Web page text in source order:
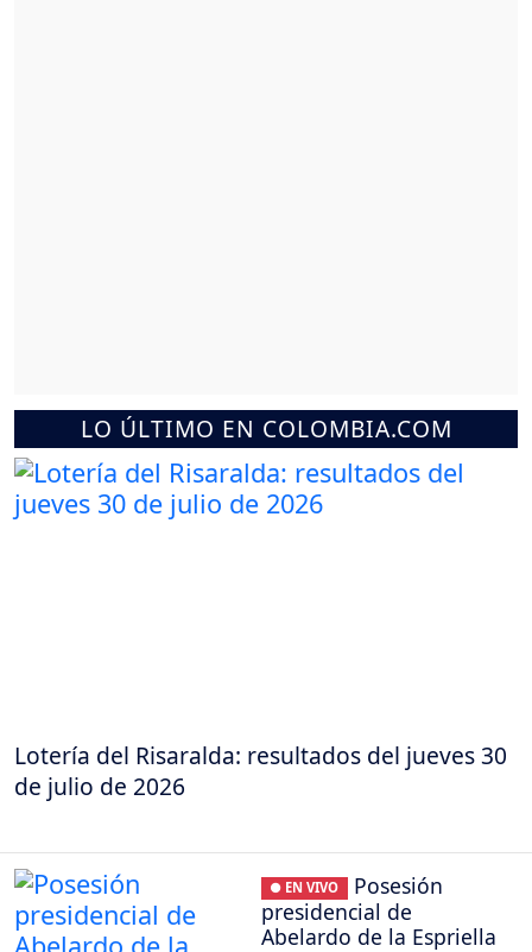
LO ÚLTIMO EN COLOMBIA.COM
Lotería del Risaralda: resultados del jueves 30
de julio de 2026
● EN VIVO
Posesión
presidencial de
Abelardo de la Espriella